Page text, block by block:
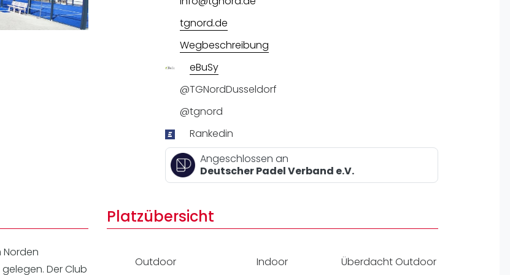
Leipzig
Dortmund
Essen
tgnord.de
Wegbeschreibung
eBuSy
@TGNordDusseldorf
@tgnord
Rankedin
Angeschlossen an
Deutscher Padel Verband e.V.
Norden
Der Club
Platzübersicht
Outdoor
Indoor
Überdacht Outdoor